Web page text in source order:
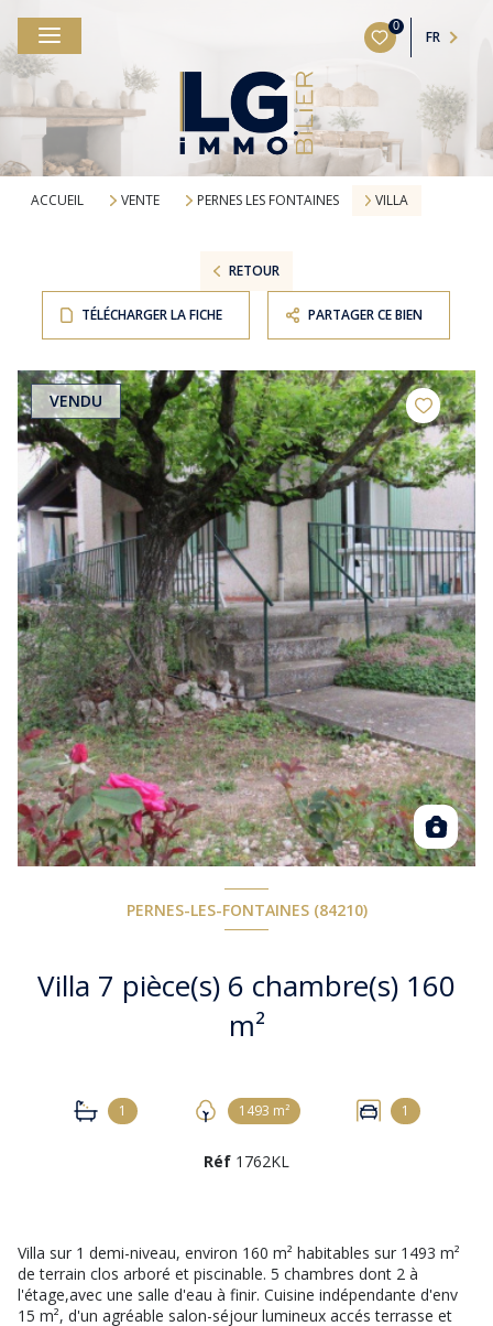
0
FR
ACCUEIL VENTE PERNES LES FONTAINES VILLA
RETOUR
TÉLÉCHARGER LA FICHE PARTAGER CE BIEN
VENDU
PERNES-LES-FONTAINES (84210)
Villa 7 pièce(s) 6 chambre(s) 160
m²
1 1493 m² 1
Réf 1762KL
Villa sur 1 demi-niveau, environ 160 m² habitables sur 1493 m²
de terrain clos arboré et piscinable. 5 chambres dont 2 à
l'étage,avec une salle d'eau à finir. Cuisine indépendante d'env
15 m², d'un agréable salon-séjour lumineux accés terrasse et